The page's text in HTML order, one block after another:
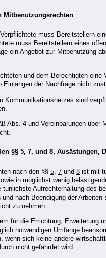
Mitbenutzungsrechten
muss Bereitstellern
muss Bereitstellern eines
ein Angebot zur Mitbenutzung
und dem Berechtigten
der Nachfrage nicht
Kommunikationsnetzes sind
Abs. 4 und Vereinbarungen
§§ 5, 7, und 8, Ausästungen,
nach den §§ 5 7 und 8 ist mit
in möglichst wenig
Aufrechterhaltung des
nach Beendigung der
zu nehmen.
für die Errichtung, Erweiterung
notwendigen Umfange
wenn sich keine andere
nicht gefährdet wird.